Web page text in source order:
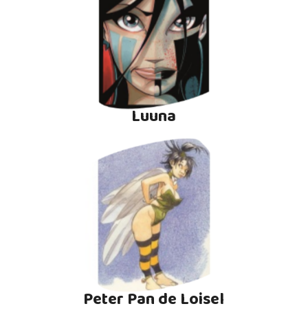
Luuna
Peter Pan de Loisel